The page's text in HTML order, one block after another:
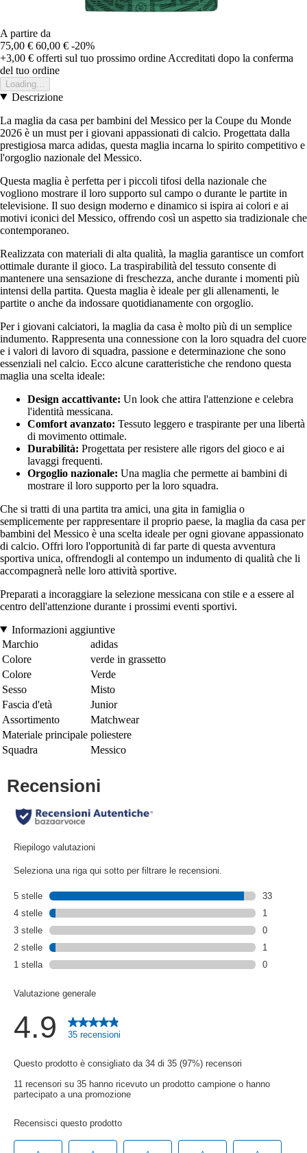
A partire da
75,00 € 60,00 € -20%
+3,00 € offerti sul tuo prossimo ordine Accreditati dopo la conferma
del tuo ordine
Loading...
Descrizione
La maglia da casa per bambini del Messico per la Coupe du Monde
2026 è un must per i giovani appassionati di calcio. Progettata dalla
prestigiosa marca adidas, questa maglia incarna lo spirito competitivo e
l'orgoglio nazionale del Messico.
Questa maglia è perfetta per i piccoli tifosi della nazionale che
vogliono mostrare il loro supporto sul campo o durante le partite in
televisione. Il suo design moderno e dinamico si ispira ai colori e ai
motivi iconici del Messico, offrendo così un aspetto sia tradizionale che
contemporaneo.
Realizzata con materiali di alta qualità, la maglia garantisce un comfort
ottimale durante il gioco. La traspirabilità del tessuto consente di
mantenere una sensazione di freschezza, anche durante i momenti più
intensi della partita. Questa maglia è ideale per gli allenamenti, le
partite o anche da indossare quotidianamente con orgoglio.
Per i giovani calciatori, la maglia da casa è molto più di un semplice
indumento. Rappresenta una connessione con la loro squadra del cuore
e i valori di lavoro di squadra, passione e determinazione che sono
essenziali nel calcio. Ecco alcune caratteristiche che rendono questa
maglia una scelta ideale:
Design accattivante: Un look che attira l'attenzione e celebra
l'identità messicana.
Comfort avanzato: Tessuto leggero e traspirante per una libertà
di movimento ottimale.
Durabilità: Progettata per resistere alle rigors del gioco e ai
lavaggi frequenti.
Orgoglio nazionale: Una maglia che permette ai bambini di
mostrare il loro supporto per la loro squadra.
Che si tratti di una partita tra amici, una gita in famiglia o
semplicemente per rappresentare il proprio paese, la maglia da casa per
bambini del Messico è una scelta ideale per ogni giovane appassionato
di calcio. Offri loro l'opportunità di far parte di questa avventura
sportiva unica, offrendogli al contempo un indumento di qualità che li
accompagnerà nelle loro attività sportive.
Preparati a incoraggiare la selezione messicana con stile e a essere al
centro dell'attenzione durante i prossimi eventi sportivi.
Informazioni aggiuntive
Marchio
adidas
Colore
verde in grassetto
Colore
Verde
Sesso
Misto
Fascia d'età
Junior
Assortimento
Matchwear
Materiale principale poliestere
Squadra
Messico